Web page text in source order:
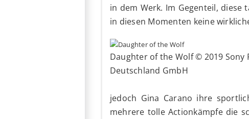
in dem Werk. Im Gegenteil,
in diesen Momenten keine
Daughter of the Wolf © 2019
Deutschland GmbH
jedoch Gina Carano ihre
mehrere tolle Actionkämpfe die